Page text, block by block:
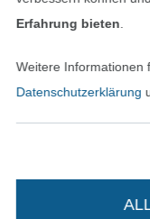
Bestellung
Erfahrung bieten
Weitere Informationen
Datenschutzerklärung